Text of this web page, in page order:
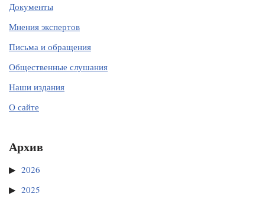
Документы
Мнения экспертов
Письма и обращения
Общественные слушания
Наши издания
О сайте
Архив
2026
2025